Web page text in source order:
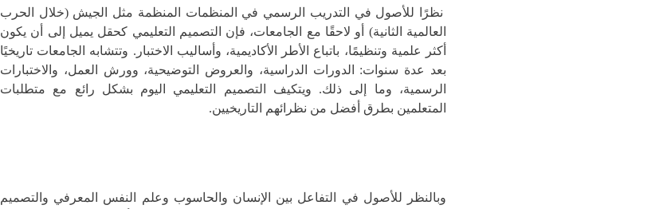
نظرًا للأصول في التدريب الرسمي في المنظمات المنظمة مثل الجيش (خلال الحرب
العالمية الثانية) أو لاحقًا مع الجامعات، فإن التصميم التعليمي كحقل يميل إلى أن يكون
أكثر علمية وتنظيمًا، باتباع الأطر الأكاديمية، وأساليب الاختبار. وتتشابه الجامعات تاريخيًا
بعد عدة سنوات: الدورات الدراسية، والعروض التوضيحية، وورش العمل، والاختبارات
الرسمية، وما إلى ذلك. ويتكيف التصميم التعليمي اليوم بشكل رائع مع متطلبات
المتعلمين بطرق أفضل من نظرائهم التاريخيين.
وبالنظر للأصول في التفاعل بين الإنسان والحاسوب وعلم النفس المعرفي والتصميم